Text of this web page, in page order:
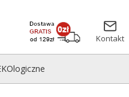
Kontakt